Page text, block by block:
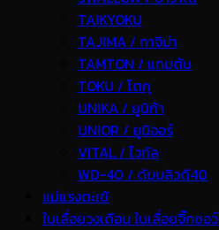
TAIKYOKU
TAJIMA / ทาจิม่า
TAMTON / แทมตัน
TOKU / โตกุ
UNIKA / ยูนิก้า
UNIOR / ยูนิออร์
VITAL / ไวทัล
WD-40 / ดับบลิวดี40
แม่แรงตะเข้
ใบเลื่อยวงเดือน ใบเลื่อยจิ๊กซอว์